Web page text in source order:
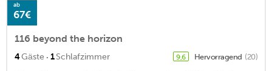
ab
67€
116 beyond the horizon
4Gäste · 1Schlafzimmer 9,6 Hervorragend (20)